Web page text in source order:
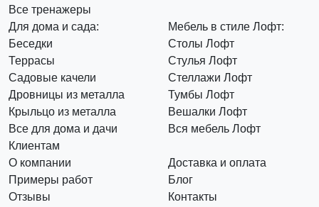
Все тренажеры
Для дома и сада:
Беседки
Террасы
Садовые качели
Дровницы из металла
Крыльцо из металла
Все для дома и дачи
Мебель в стиле Лофт:
Столы Лофт
Стулья Лофт
Стеллажи Лофт
Тумбы Лофт
Вешалки Лофт
Вся мебель Лофт
Клиентам
О компании
Доставка и оплата
Примеры работ
Блог
Отзывы
Контакты